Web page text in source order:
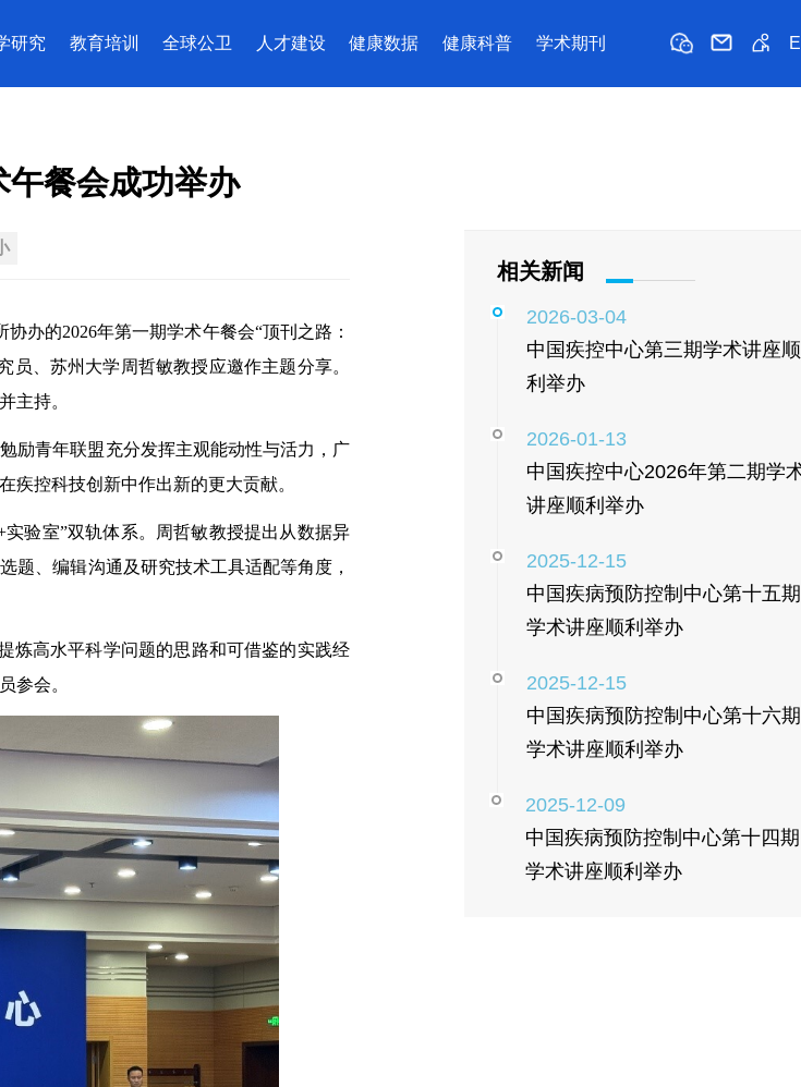
研究 教育培训 全球公卫 人才建设 健康数据 健康科普 学术期刊
餐会成功举办
办的2026年第一期学术午餐会“顶刊之路：
、苏州大学周哲敏教授应邀作主题分享。
主持。
励青年联盟充分发挥主观能动性与活力，广
疾控科技创新中作出新的更大贡献。
验室”双轨体系。周哲敏教授提出从数据异
题、编辑沟通及研究技术工具适配等角度，
炼高水平科学问题的思路和可借鉴的实践经
参会。
相关新闻
2026-03-04
中国疾控中心第三期学术讲座顺
利举办
2026-01-13
中国疾控中心2026年第二期学
讲座顺利举办
2025-12-15
中国疾病预防控制中心第十五期
学术讲座顺利举办
2025-12-15
中国疾病预防控制中心第十六期
学术讲座顺利举办
2025-12-09
中国疾病预防控制中心第十四期
学术讲座顺利举办